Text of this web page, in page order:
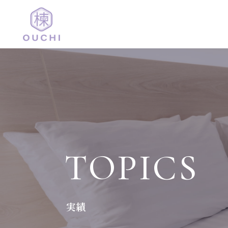
TOPICS
実績